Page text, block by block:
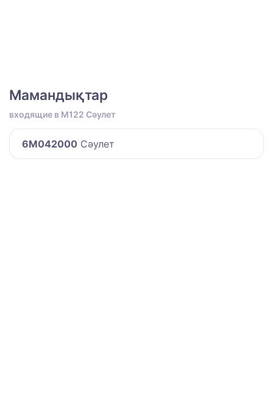
Мамандықтар
входящие в M122 Сәулет
6M042000 Сәулет